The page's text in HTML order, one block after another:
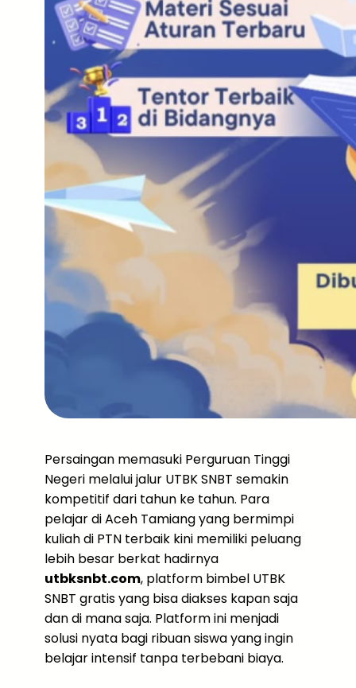
Persaingan memasuki Perguruan Tinggi
Negeri melalui jalur UTBK SNBT semakin
kompetitif dari tahun ke tahun. Para
pelajar di Aceh Tamiang yang bermimpi
kuliah di PTN terbaik kini memiliki peluang
lebih besar berkat hadirnya
utbksnbt.com, platform bimbel UTBK
SNBT gratis yang bisa diakses kapan saja
dan di mana saja. Platform ini menjadi
solusi nyata bagi ribuan siswa yang ingin
belajar intensif tanpa terbebani biaya.